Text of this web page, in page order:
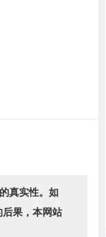
真实性。如
果，本网站